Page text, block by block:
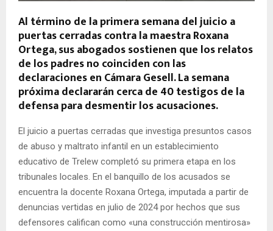
Al término de la primera semana del juicio a
puertas cerradas contra la maestra Roxana
Ortega, sus abogados sostienen que los relatos
de los padres no coinciden con las
declaraciones en Cámara Gesell. La semana
próxima declararán cerca de 40 testigos de la
defensa para desmentir los acusaciones.
El juicio a puertas cerradas que investiga presuntos casos
de abuso y maltrato infantil en un establecimiento
educativo de Trelew completó su primera etapa en los
tribunales locales. En el banquillo de los acusados se
encuentra la docente Roxana Ortega, imputada a partir de
denuncias vertidas en julio de 2024 por hechos que sus
defensores califican como «una construcción mentirosa»